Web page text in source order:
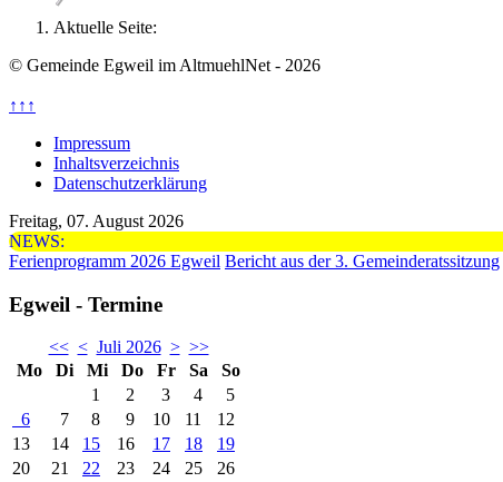
Aktuelle Seite:
© Gemeinde Egweil im AltmuehlNet - 2026
↑↑↑
Impressum
Inhaltsverzeichnis
Datenschutzerklärung
Freitag, 07. August 2026
NEWS:
Ferienprogramm 2026 Egweil Bericht aus der 3. Gemeinderatssitzung
Egweil - Termine
<< < Juli 2026 > >>
Mo
Di Mi Do Fr Sa
So
1
2 3 4
5
6
7 8 9 10 11
12
13
14 15 16 17 18
19
20
21 22 23 24 25
26